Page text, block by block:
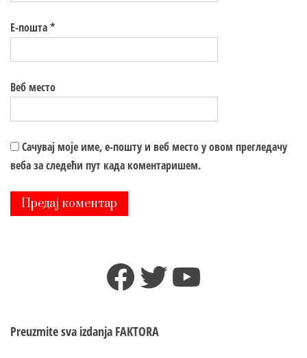
Е-пошта*
Веб место
Сачувај моје име, е-пошту и веб место у овом прегледачу
веба за следећи пут када коментаришем.
Facebook
TwitterYouTube
Preuzmite sva izdanja FAKTORA